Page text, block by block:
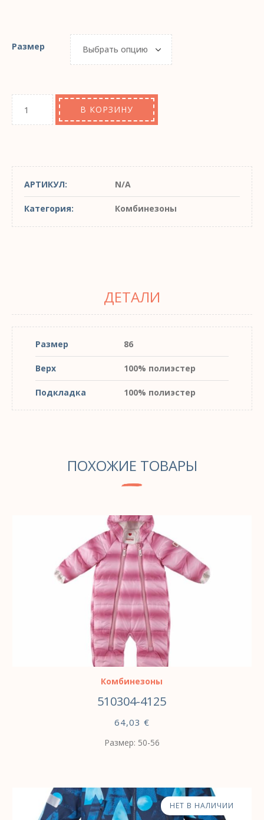
Размер
В КОРЗИНУ
АРТИКУЛ: N/A
Категория: Комбинезоны
ДЕТАЛИ
Размер 86
Верх 100% полиэстер
Подкладка 100% полиэстер
ПОХОЖИЕ ТОВАРЫ
ВЫБЕРИТЕ ПАРАМЕТРЫ
Комбинезоны
510304-4125
64,03 €
Размер: 50-56
НЕТ В НАЛИЧИИ